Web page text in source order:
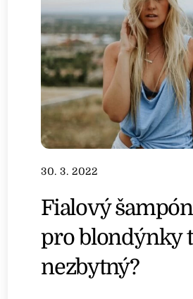
30. 3. 2022
Fialový
pro blondýnky
nezbytný?